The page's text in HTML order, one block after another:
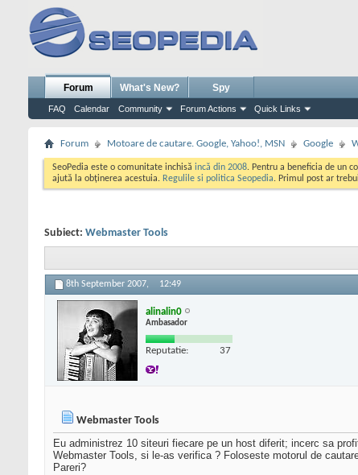
Forum
FAQ Calendar Community Forum Actions Quick Links
What's New? Spy
Forum Motoare de cautare. Google, Yahoo!, MSN Google
SeoPedia este o comunitate inchisă incă din 2008. Pentru a beneficia de un
ajută la obținerea acestuia. Regulile si politica Seopedia. Primul post ar
Subiect: Webmaster Tools
8th September 2007, 12:49
alinalin0
Ambasador
Reputatie: 37
Webmaster Tools
Eu administrez 10 siteuri fiecare pe un host diferit; incerc sa
Webmaster Tools, si le-as verifica ? Foloseste motorul de
Pareri?